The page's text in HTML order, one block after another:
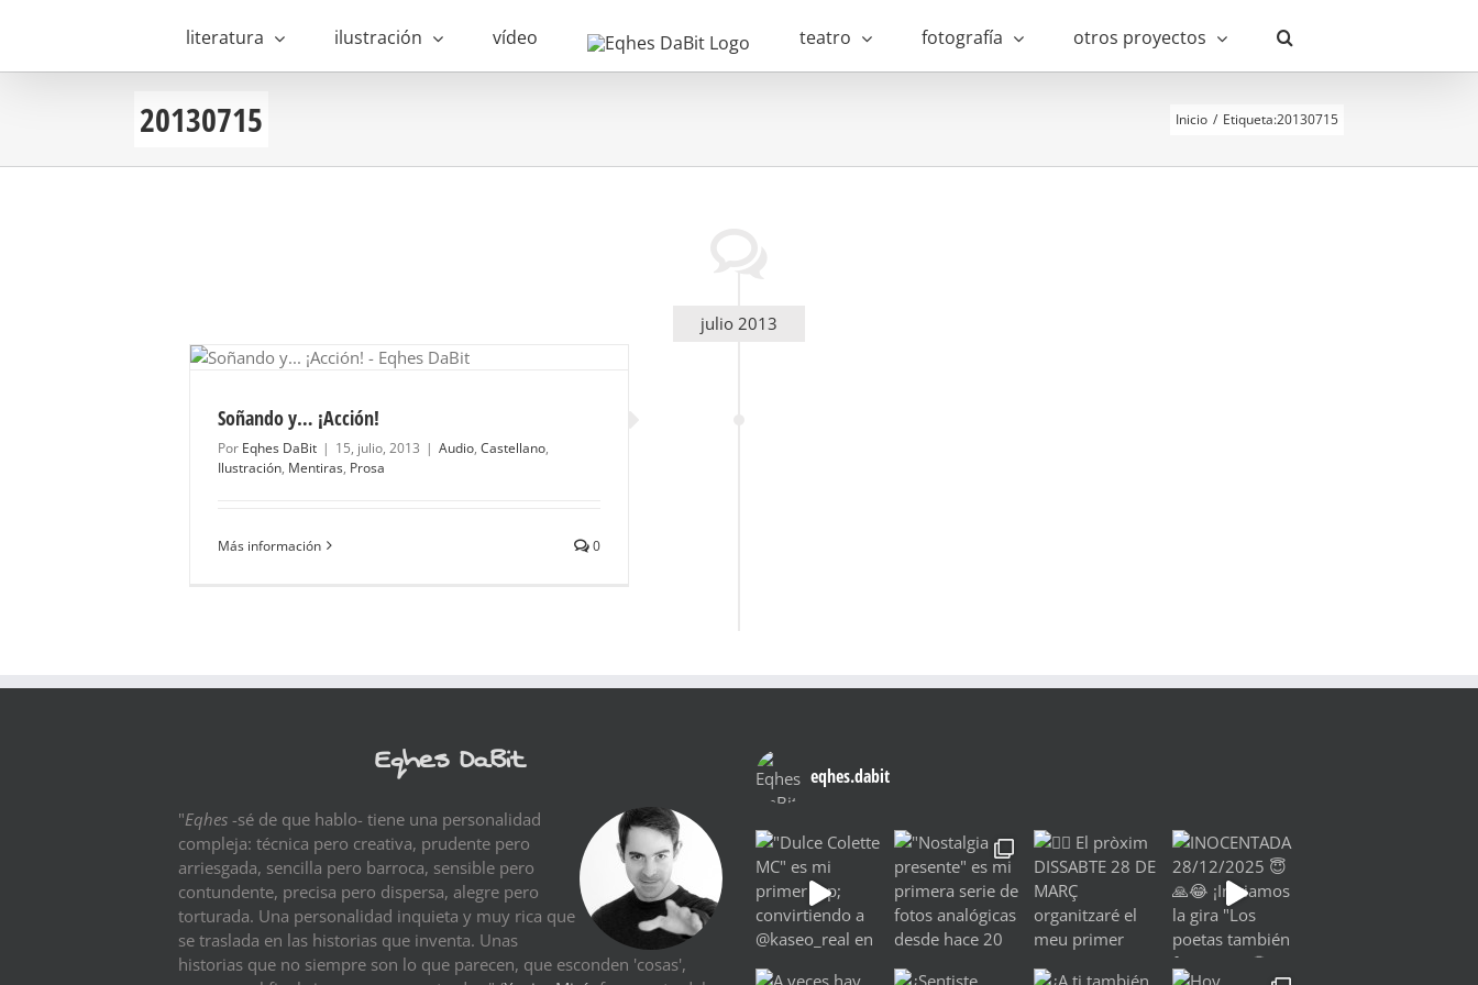
literatura ilustración vídeo teatro fotografía otros proyectos
20130715 Inicio Etiqueta:20130715
julio 2013
Soñando y… ¡Acción!
Por Eqhes DaBit | 15, julio, 2013 | Audio, Castellano,
Ilustración, Mentiras, Prosa
Más información 0
Eqhes DaBit
"Eqhes -sé de que hablo- tiene una personalidad
compleja: técnica pero creativa, prudente pero
arriesgada, sencilla pero barroca, sensible pero
contundente, precisa pero dispersa, alegre pero
torturada. Una personalidad inquieta y muy rica que
se traslada en las historias que inventa. Unas
historias que no siempre son lo que parecen, que esconden 'cosas',
eqhes.dabit